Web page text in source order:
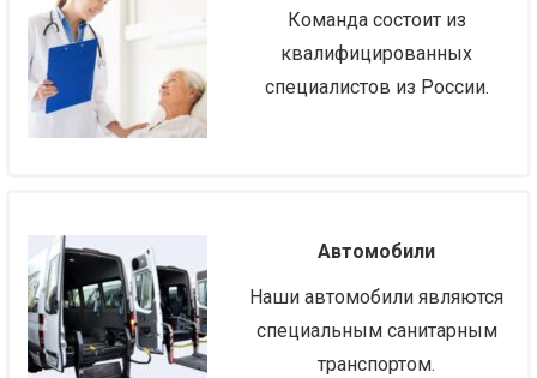
Команда состоит из
квалифицированных
специалистов из России.
Автомобили
Наши автомобили являются
специальным санитарным
транспортом.